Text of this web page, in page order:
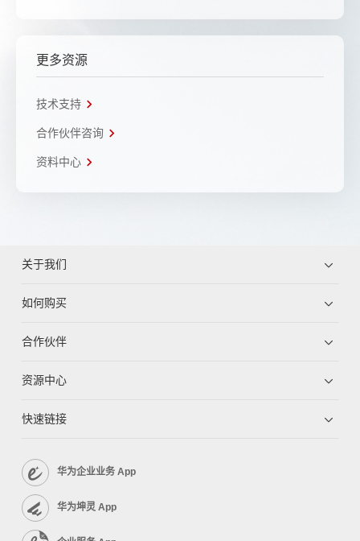
更多资源
技术支持
合作伙伴咨询
资料中心
关于我们
如何购买
合作伙伴
资源中心
快速链接
华为企业业务 App
华为坤灵 App